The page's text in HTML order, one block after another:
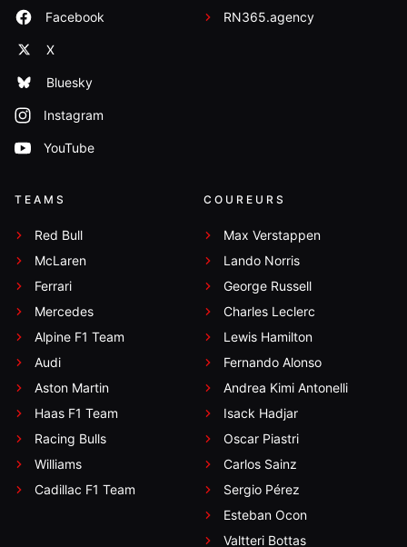
Facebook
X
Bluesky
Instagram
YouTube
RN365.agency
TEAMS
Red Bull
McLaren
Ferrari
Mercedes
Alpine F1 Team
Audi
Aston Martin
Haas F1 Team
Racing Bulls
Williams
Cadillac F1 Team
COUREURS
Max Verstappen
Lando Norris
George Russell
Charles Leclerc
Lewis Hamilton
Fernando Alonso
Andrea Kimi Antonelli
Isack Hadjar
Oscar Piastri
Carlos Sainz
Sergio Pérez
Esteban Ocon
Valtteri Bottas